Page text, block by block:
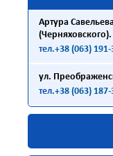
Артура
(Черняховского).
тел.+38 (063)
ул.
тел.+38 (063)